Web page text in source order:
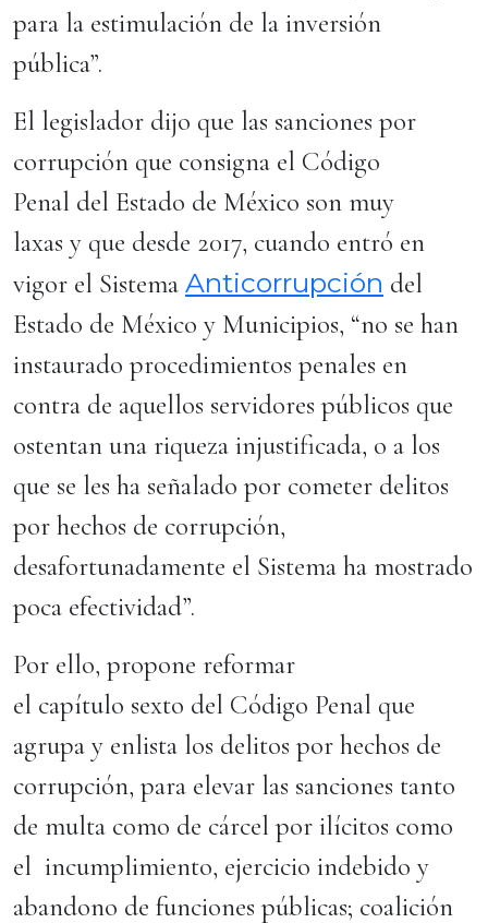
para la estimulación de la inversión
pública”.
El legislador dijo que las sanciones por
corrupción que consigna el Código
Penal del Estado de México son muy
laxas y que desde 2017, cuando entró en
vigor el Sistema Anticorrupción del
Estado de México y Municipios, “no se han
instaurado procedimientos penales en
contra de aquellos servidores públicos que
ostentan una riqueza injustificada, o a los
que se les ha señalado por cometer delitos
por hechos de corrupción,
desafortunadamente el Sistema ha mostrado
poca efectividad”.
Por ello, propone reformar
el capítulo sexto del Código Penal que
agrupa y enlista los delitos por hechos de
corrupción, para elevar las sanciones tanto
de multa como de cárcel por ilícitos como
el incumplimiento, ejercicio indebido y
abandono de funciones públicas; coalición